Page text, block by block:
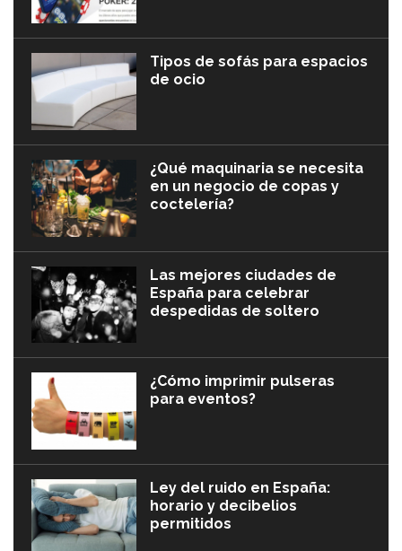
Tipos de sofás para espacios
de ocio
¿Qué maquinaria se necesita
en un negocio de copas y
coctelería?
Las mejores ciudades de
España para celebrar
despedidas de soltero
¿Cómo imprimir pulseras
para eventos?
Ley del ruido en España:
horario y decibelios
permitidos